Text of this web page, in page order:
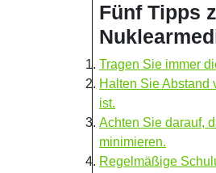
Fünf Tipps
Tragen Sie immer
Halten Sie Abstand
ist.
Achten Sie darauf,
minimieren.
Regelmäßige